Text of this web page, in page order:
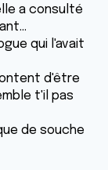
a consulté
qui l'avait
d'être
t'il pas
de souche